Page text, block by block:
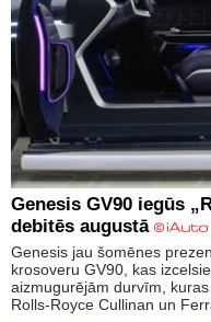
Genesis GV90 iegūs
debitēs augustā
Genesis jau šomēnes
krosoveru GV90, kas
aizmugurējām durvīm,
Rolls-Royce Cullinan un